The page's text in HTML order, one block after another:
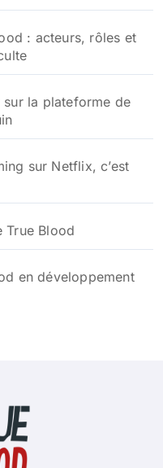
: acteurs, rôles et
la plateforme de
sur Netflix, c’est
True Blood
en développement